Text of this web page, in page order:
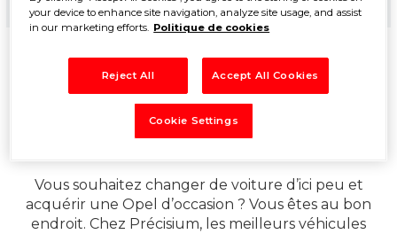
résultats trouvés
Trier par Date
Toutes les annonces> Opel
Vous souhaitez changer de voiture d’ici peu et
acquérir une Opel d’occasion ? Vous êtes au bon
endroit. Chez Précisium, les meilleurs véhicules
your device to enhance site navigation, analyze site usage, and assist
in our marketing efforts. Politique de cookies
Reject All Accept All Cookies
Cookie Settings